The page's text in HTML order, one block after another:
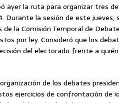
ayer la ruta para organizar tres
Durante la sesión de este jueves,
la Comisión Temporal de
por ley. Consideró que los
del electorado frente a
de los debates
ejercicios de confrontación de